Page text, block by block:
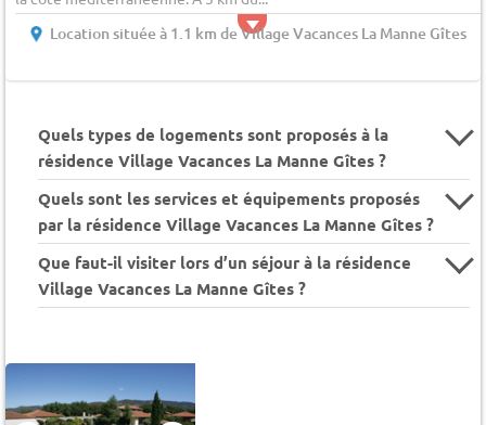
Location située à 1.1 km de Village Vacances La Manne Gîtes
Quels types de logements sont proposés à la
résidence Village Vacances La Manne Gîtes ?
Quels sont les services et équipements proposés
par la résidence Village Vacances La Manne Gîtes ?
Que faut-il visiter lors d’un séjour à la résidence
Village Vacances La Manne Gîtes ?